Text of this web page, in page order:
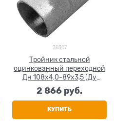
30307
Тройник стальной
оцинкованный переходной
Дн 108x4,0-89х3,5 (Ду
100х80) бесшовный ГОСТ
17376-2001
2 866 руб.
КУПИТЬ